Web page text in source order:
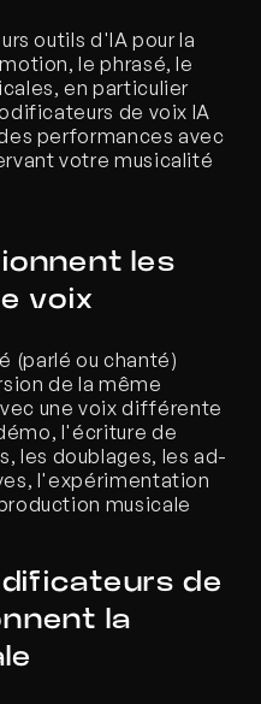
outils d'IA pour la
le phrasé, le
en particulier
de voix IA
performances avec
votre musicalité
les
voix
(parlé ou chanté)
de la même
une voix différente
l'écriture de
les doublages, les ad-
l'expérimentation
musicale
de
la